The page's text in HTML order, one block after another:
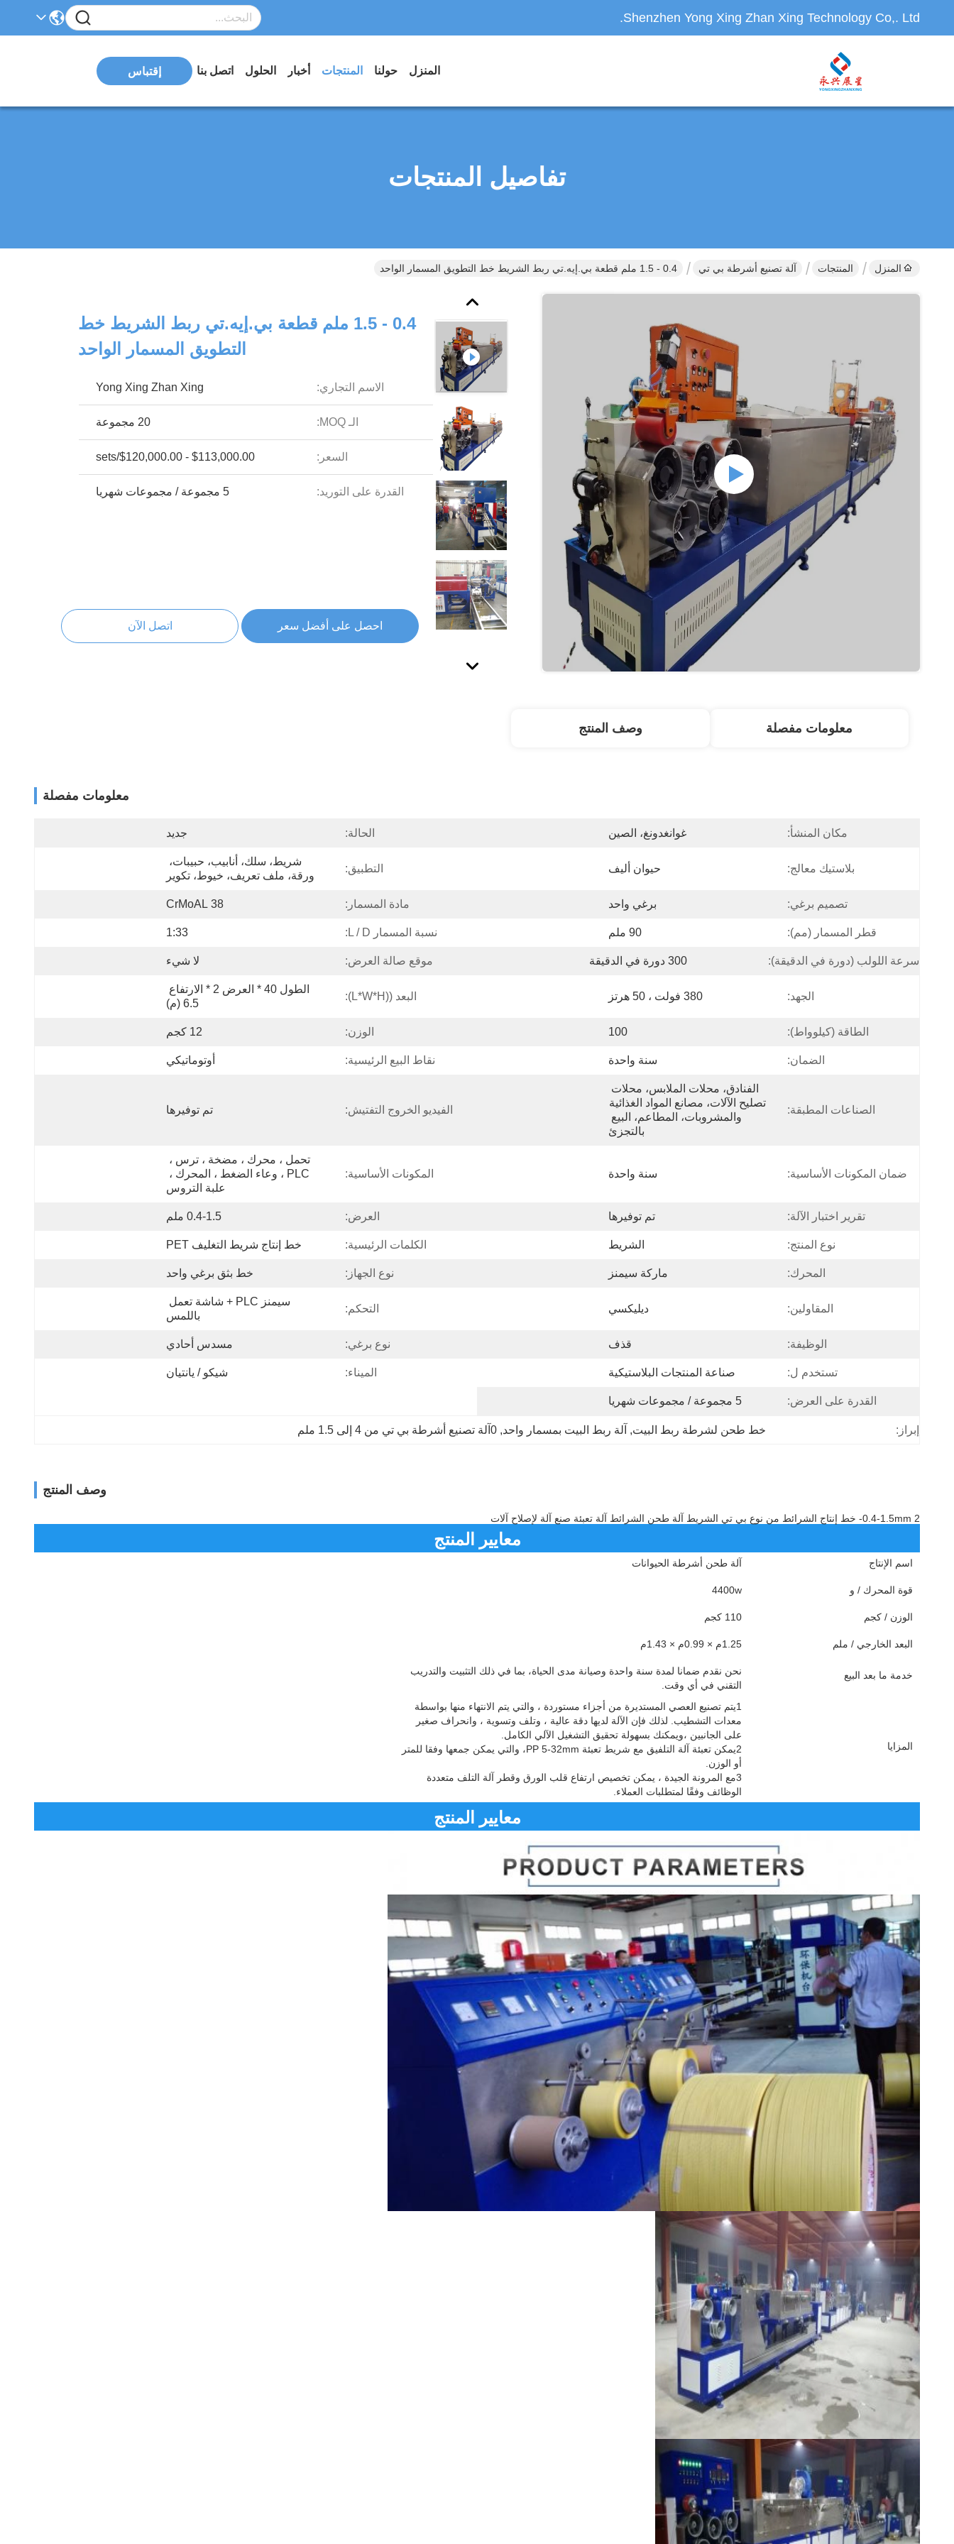
Shenzhen Yong Xing Zhan Xing Technology Co,. Ltd.
المنزل حولنا المنتجات أخبار الحلول اتصل بنا إقتباس
تفاصيل المنتجات
المنزل المنتجات آلة تصنيع أشرطة بي تي 0.4 - 1.5 ملم قطعة بي.إيه.تي ربط الشريط خط التطويق المسمار الواحد
0.4 - 1.5 ملم قطعة بي.إيه.تي ربط الشريط خط
التطويق المسمار الواحد
الاسم التجاري: Yong Xing Zhan Xing
الـ MOQ: 20 مجموعة
السعر: $113,000.00 - $120,000.00/sets
القدرة على التوريد: 5 مجموعة / مجموعات شهريا
احصل على أفضل سعر اتصل الآن
معلومات مفصلة وصف المنتج
معلومات مفصلة
مكان المنشأ: غوانغدونغ، الصين الحالة: جديد
بلاستيك معالج: حيوان أليف التطبيق:
ورقة، ملف تعريف، خيوط، تكوير
تصميم برغي: برغي واحد مادة المسمار: 38 CrMoAL
قطر المسمار (مم): 90 ملم نسبة المسمار L / D: 1:33
سرعة اللولب (دورة في الدقيقة): 300 دورة في الدقيقة موقع صالة العرض: لا شيء
الجهد: 380 فولت ، 50 هرتز البعد ((L*W*H):
6.5 (م)
الطاقة (كيلوواط): 100 الوزن: 12 كجم
الضمان: سنة واحدة نقاط البيع الرئيسية: أوتوماتيكي
الصناعات المطبقة:
بالتجزئ
الفيديو الخروج التفتيش: تم توفيرها
ضمان المكونات الأساسية: سنة واحدة المكونات الأساسية:
علبة التروس
تقرير اختبار الآلة: تم توفيرها العرض: 0.4-1.5 ملم
نوع المنتج: الشريط الكلمات الرئيسية: خط إنتاج شريط التغليف PET
المحرك: ماركة سيمنز نوع الجهاز: خط بثق برغي واحد
المقاولين: ديليكسي التحكم:
باللمس
الوظيفة: قذف نوع برغي: مسدس أحادي
تستخدم ل: صناعة المنتجات البلاستيكية الميناء: شيكو / يانتيان
القدرة على العرض: 5 مجموعة / مجموعات شهريا
إبراز: خط طحن لشرطة ربط البيت, آلة ربط البيت بمسمار واحد, 0آلة تصنيع أشرطة بي تي من 4 إلى 1.5 ملم
وصف المنتج
0.4-1.5mm 2- خط إنتاج الشرائط من نوع بي تي الشريط آلة طحن الشرائط آلة تعبئة صنع آلة لإصلاح آلات
معايير المنتج
اسم الإنتاج آلة طحن أشرطة الحيوانات
قوة المحرك / و 4400w
الوزن / كجم 110 كجم
البعد الخارجي / ملم 1.25م × 0.99م × 1.43م
خدمة ما بعد البيع
نحن نقدم ضمانا لمدة سنة واحدة وصيانة مدى الحياة، بما في ذلك التثبيت والتدريب
التقني في أي وقت.
المزايا
1يتم تصنيع العصي المستديرة من أجزاء مستوردة ، والتي يتم الانتهاء منها بواسطة
معدات التشطيب. لذلك فإن الآلة لديها دقة عالية ، وتلف وتسوية ، وانحراف صغير
على الجانبين ،ويمكنك بسهولة تحقيق التشغيل الآلي الكامل.
2يمكن تعبئة آلة التلفيق مع شريط تعبئة PP 5-32mm، والتي يمكن جمعها وفقا للمتر
أو الوزن.
3مع المرونة الجيدة ، يمكن تخصيص ارتفاع قلب الورق وقطر آلة التلف متعددة
الوظائف وفقًا لمتطلبات العملاء.
معايير المنتج